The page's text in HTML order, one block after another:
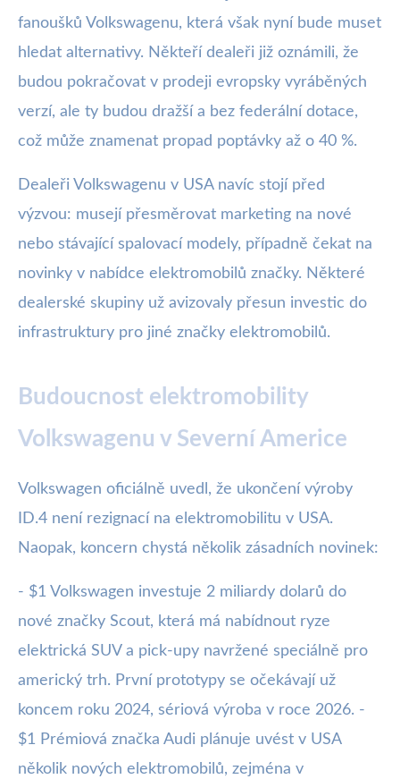
fanoušků Volkswagenu, která však nyní bude muset
hledat alternativy. Někteří dealeři již oznámili, že
budou pokračovat v prodeji evropsky vyráběných
verzí, ale ty budou dražší a bez federální dotace,
což může znamenat propad poptávky až o 40 %.
Dealeři Volkswagenu v USA navíc stojí před
výzvou: musejí přesměrovat marketing na nové
nebo stávající spalovací modely, případně čekat na
novinky v nabídce elektromobilů značky. Některé
dealerské skupiny už avizovaly přesun investic do
infrastruktury pro jiné značky elektromobilů.
Budoucnost elektromobility
Volkswagenu v Severní Americe
Volkswagen oficiálně uvedl, že ukončení výroby
ID.4 není rezignací na elektromobilitu v USA.
Naopak, koncern chystá několik zásadních novinek:
- $1 Volkswagen investuje 2 miliardy dolarů do
nové značky Scout, která má nabídnout ryze
elektrická SUV a pick-upy navržené speciálně pro
americký trh. První prototypy se očekávají už
koncem roku 2024, sériová výroba v roce 2026. -
$1 Prémiová značka Audi plánuje uvést v USA
několik nových elektromobilů, zejména v